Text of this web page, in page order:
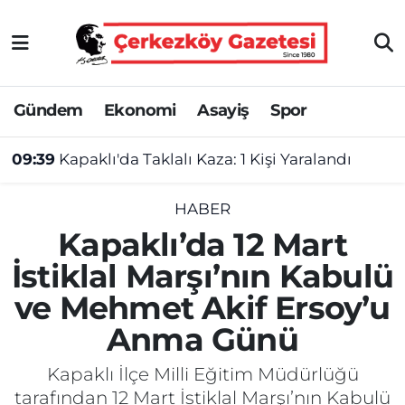
Gündem Ekonomi Asayiş Spor
09:39 Kapaklı'da Taklalı Kaza: 1 Kişi Yaralandı
HABER
Kapaklı’da 12 Mart
İstiklal Marşı’nın Kabulü
ve Mehmet Akif Ersoy’u
Anma Günü
Kapaklı İlçe Milli Eğitim Müdürlüğü
tarafından 12 Mart İstiklal Marşı’nın Kabulü
Asayiş
Ekonomi
Gündem
Kültür&Sanat
Manşet
SAĞLIK
Spor
Tekirdağ Nöbetçi Eczaneler
Tekirdağ Hava Durumu
Tekirdağ Namaz Vakitleri
Tekirdağ Trafik Yoğunluk Haritası
Süper Lig Puan Durumu ve Fikstür
Tüm Manşetler
Son Dakika Haberleri
Haber Arşivi